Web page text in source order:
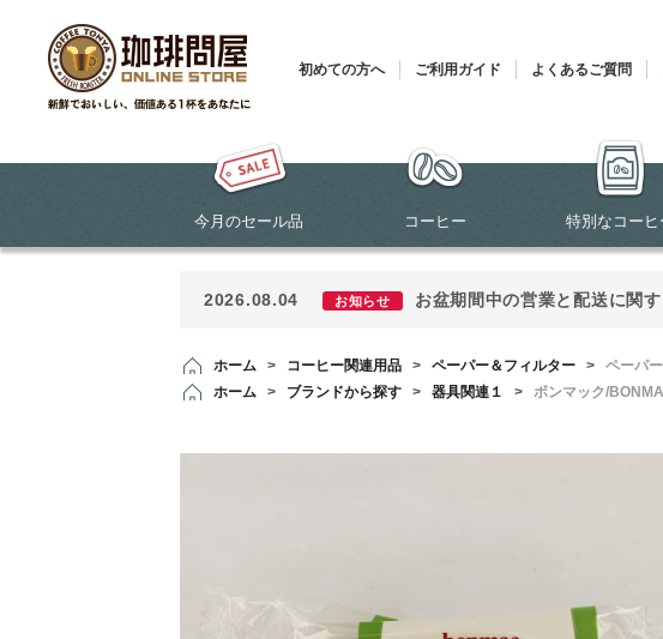
初めての方へ ご利用ガイド よくあるご質問
今月のセール品 コーヒー 特別なコーヒ
2026.08.04 お知らせ お盆期間中の営業と配送に関
ホーム > コーヒー関連用品 > ペーパー＆フィルター >
ペーパ
ホーム
> ブランドから探す > 器具関連１ > ボンマック/